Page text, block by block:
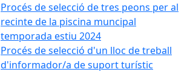
Procés de selecció de tres peons per al
recinte de la piscina muncipal
temporada estiu 2024
Procés de selecció d'un lloc de treball
d'informador/a de suport turístic